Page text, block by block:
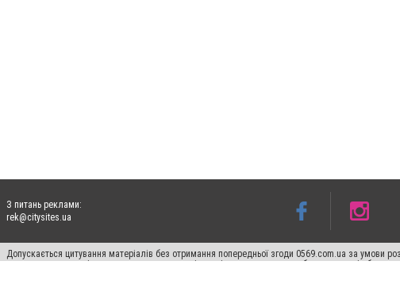
З питань реклами:
rek@citysites.ua
Допускається цитування матеріалів без отримання попередньої згоди 0569.com.ua за умови
пошукових систем гіперпосилання на цитовані статті не нижче другого абзацу в тексті або в